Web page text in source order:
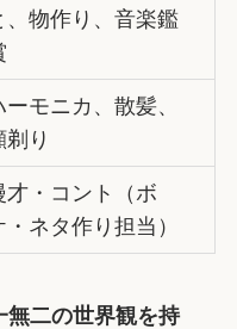
、物作り、音楽鑑
ーモニカ、散髪、
剃り
才・コント（ボ
・ネタ作り担当）
無二の世界観を持